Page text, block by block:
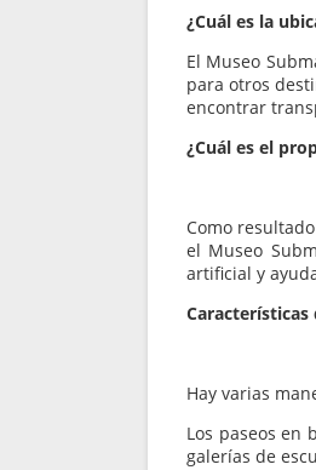
¿Cuál es la
El Museo
para otros
encontrar
¿Cuál es el
Como
el Museo
artificial y
Características
Hay varias
Los paseos en
galerías de